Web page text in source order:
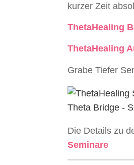
kurzer Zeit
ThetaHealing
ThetaHealing
Grabe Tiefer
Die Details zu
Seminare